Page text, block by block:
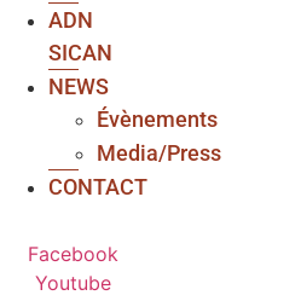
ADN
SICAN
NEWS
Évènements
Media/Press
CONTACT
Facebook
Youtube